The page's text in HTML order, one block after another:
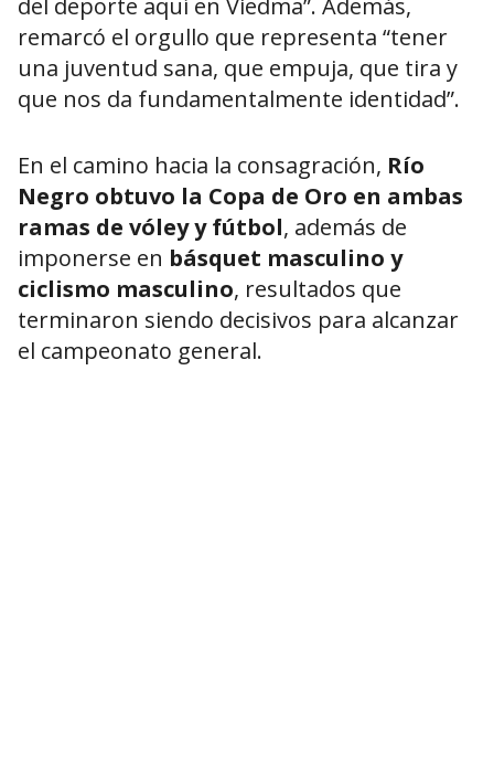
remarcó el orgullo que representa “tener
una juventud sana, que empuja, que tira y
que nos da fundamentalmente identidad”.
En el camino hacia la consagración, Río
Negro obtuvo la Copa de Oro en ambas
ramas de vóley y fútbol, además de
imponerse en básquet masculino y
ciclismo masculino, resultados que
terminaron siendo decisivos para alcanzar
el campeonato general.